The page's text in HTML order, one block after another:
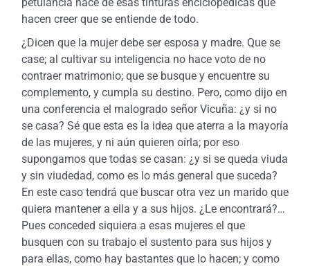
hacen creer que se entiende de todo.
¿Dicen que la mujer debe ser esposa y madre. Que se
case; al cultivar su inteligencia no hace voto de no
contraer matrimonio; que se busque y encuentre su
complemento, y cumpla su destino. Pero, como dijo en
una conferencia el malogrado señor Vicuña: ¿y si no
se casa? Sé que esta es la idea que aterra a la mayoría
de las mujeres, y ni aún quieren oírla; por eso
supongamos que todas se casan: ¿y si se queda viuda
y sin viudedad, como es lo más general que suceda?
En este caso tendrá que buscar otra vez un marido que
quiera mantener a ella y a sus hijos. ¿Le encontrará?…
Pues conceded siquiera a esas mujeres el que
busquen con su trabajo el sustento para sus hijos y
para ellas, como hay bastantes que lo hacen; y como